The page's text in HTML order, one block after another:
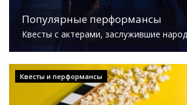
Популярные перформансы
Квесты с актерами, заслужившие
Квесты и перформансы